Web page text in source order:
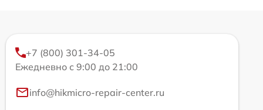
+7 (800) 301-34-05
Ежедневно с 9:00 до 21:00
info@hikmicro-repair-center.ru